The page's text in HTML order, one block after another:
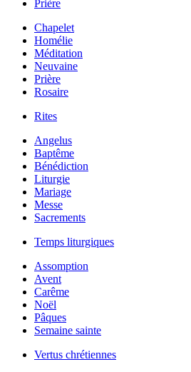
Prière
Chapelet
Homélie
Méditation
Neuvaine
Prière
Rosaire
Rites
Angelus
Baptême
Bénédiction
Liturgie
Mariage
Messe
Sacrements
Temps liturgiques
Assomption
Avent
Carême
Noël
Pâques
Semaine sainte
Vertus chrétiennes